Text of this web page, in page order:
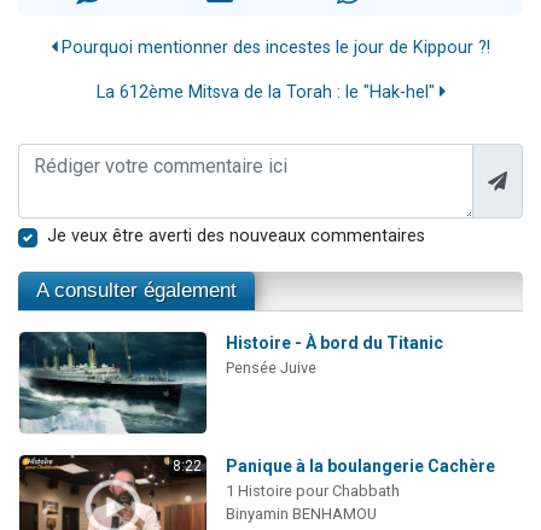
Pourquoi mentionner des incestes le jour de Kippour ?!
La 612ème Mitsva de la Torah : le "Hak-hel"
Je veux être averti des nouveaux commentaires
A consulter également
Histoire - À bord du Titanic
Pensée Juive
8:22 Panique à la boulangerie Cachère
1 Histoire pour Chabbath
Binyamin BENHAMOU